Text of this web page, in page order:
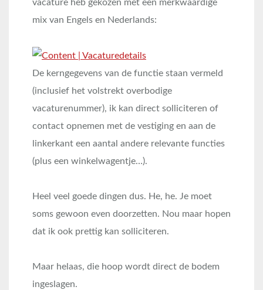
vacature heb gekozen met een merkwaardige
mix van Engels en Nederlands:
De kerngegevens van de functie staan vermeld
(inclusief het volstrekt overbodige
vacaturenummer), ik kan direct solliciteren of
contact opnemen met de vestiging en aan de
linkerkant een aantal andere relevante functies
(plus een winkelwagentje…).
Heel veel goede dingen dus. He, he. Je moet
soms gewoon even doorzetten. Nou maar hopen
dat ik ook prettig kan solliciteren.
Maar helaas, die hoop wordt direct de bodem
ingeslagen.